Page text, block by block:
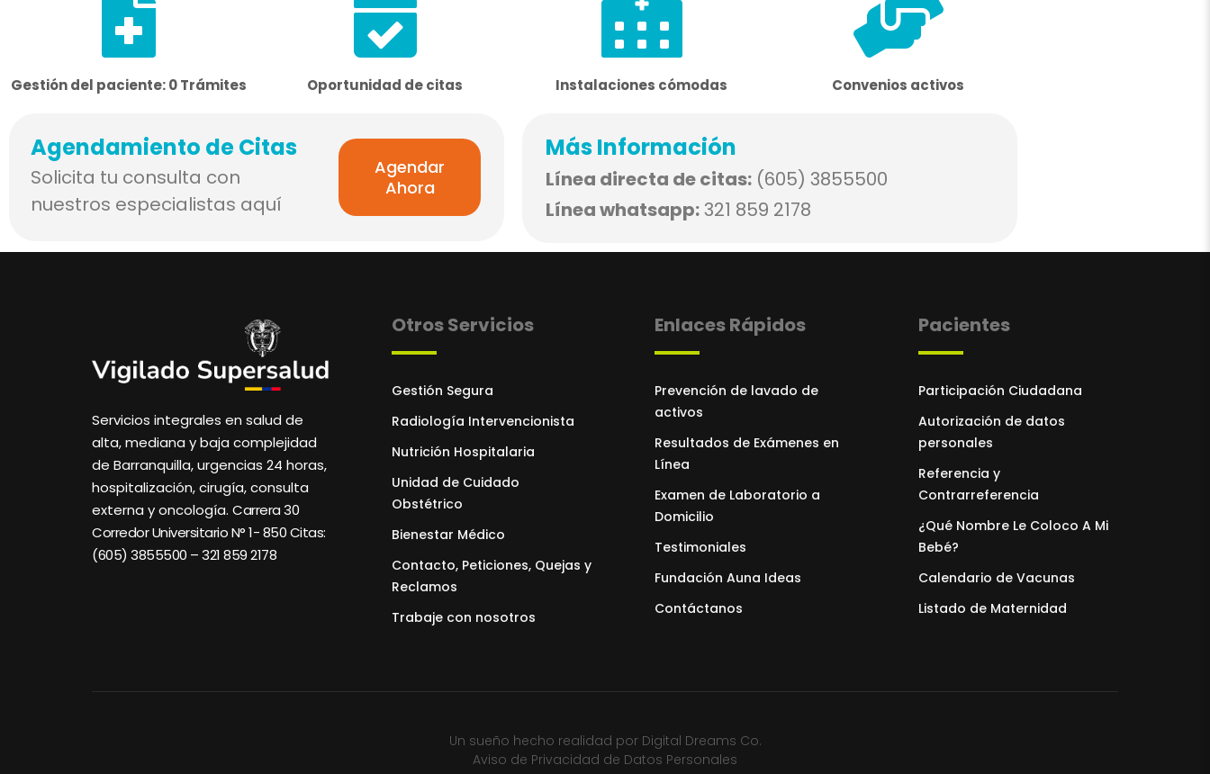
Gestión del paciente: 0 Trámites Oportunidad de citas Instalaciones cómodas Convenios activos
Agendamiento de Citas
Solicita tu consulta con
nuestros especialistas aquí
Agendar
Ahora
Más Información
Línea directa de citas: (605) 3855500
Línea whatsapp:321 859 2178
Servicios integrales en salud de
alta, mediana y baja complejidad
de Barranquilla, urgencias 24 horas,
hospitalización, cirugía, consulta
externa y oncología. Carrera 30
Corredor Universitario N° 1- 850 Citas:
(605) 3855500 – 321 859 2178
Otros Servicios
Gestión Segura
Radiología Intervencionista
Nutrición Hospitalaria
Unidad de Cuidado
Obstétrico
Bienestar Médico
Contacto, Peticiones, Quejas y
Reclamos
Trabaje con nosotros
Enlaces Rápidos
Prevención de lavado de
activos
Resultados de Exámenes en
Línea
Examen de Laboratorio a
Domicilio
Testimoniales
Fundación Auna Ideas
Contáctanos
Pacientes
Participación Ciudadana
Autorización de datos
personales
Referencia y
Contrarreferencia
¿Qué Nombre Le Coloco A Mi
Bebé?
Calendario de Vacunas
Listado de Maternidad
Un sueño hecho realidad por Digital Dreams Co.
Aviso de Privacidad de Datos Personales